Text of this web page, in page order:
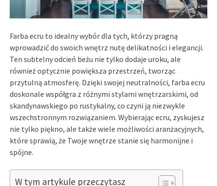
Farba ecru to idealny wybór dla tych, którzy pragną
wprowadzić do swoich wnętrz nutę delikatności i elegancji.
Ten subtelny odcień beżu nie tylko dodaje uroku, ale
również optycznie powiększa przestrzeń, tworząc
przytulną atmosferę. Dzięki swojej neutralności, farba ecru
doskonale współgra z różnymi stylami wnętrzarskimi, od
skandynawskiego po rustykalny, co czyni ją niezwykle
wszechstronnym rozwiązaniem. Wybierając ecru, zyskujesz
nie tylko piękno, ale także wiele możliwości aranżacyjnych,
które sprawią, że Twoje wnętrze stanie się harmonijne i
spójne.
W tym artykule przeczytasz